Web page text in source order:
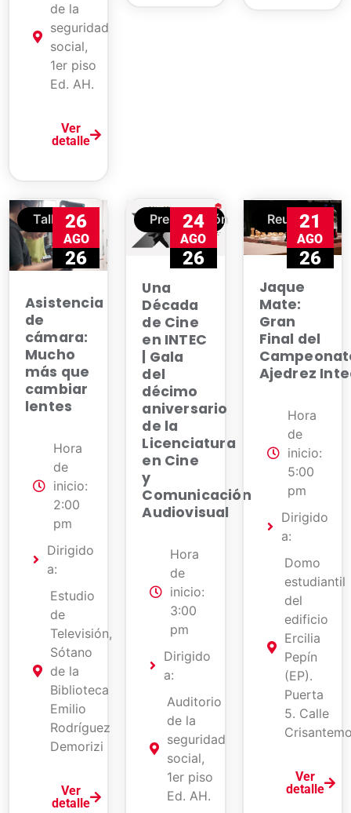
de la
seguridad
social,
1er piso
Ed. AH.
Ver
detalle
Taller26
AGO
26
Asistencia
de
cámara:
Mucho
más que
cambiar
lentes
Hora
de
inicio:
2:00
pm
Dirigido
a:
Estudio
de
Televisión,
Sótano
de la
Biblioteca
Emilio
Rodríguez
Demorizi
Ver
detalle
Presentación
24
AGO
26
Una
Década
de Cine
en INTEC
| Gala
del
décimo
aniversario
de la
Licenciatura
en Cine
y
Comunicación
Audiovisual
Hora
de
inicio:
3:00
pm
Dirigido
a:
Auditorio
de la
seguridad
social,
1er piso
Ed. AH.
Reunión
21
AGO
26
Jaque
Mate:
Gran
Final del
Ajedrez
Hora
de
inicio:
5:00
pm
Dirigido
a:
Domo
estudiantil
del
edificio
Ercilia
Pepín
(EP).
Puerta
5. Calle
Ver
detalle